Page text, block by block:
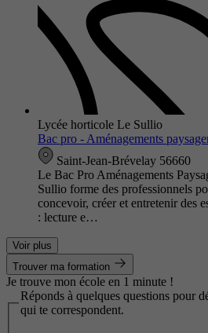
Lycée horticole Le Sullio
Bac pro - Aménagements
Saint-Jean-Brévelay 56660
Le Bac Pro Aménagements
Sullio forme des professionnels
concevoir, créer et entretenir des
: lecture e…
Voir plus
Trouver ma formation
Je trouve mon école en 1 minute !
Réponds à quelques questions pour
qui te correspondent.